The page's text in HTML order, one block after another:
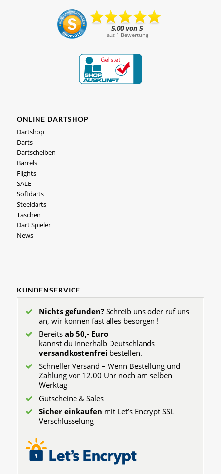
ONLINE DARTSHOP
Dartshop
Darts
Dartscheiben
Barrels
Flights
SALE
Softdarts
Steeldarts
Taschen
Dart Spieler
News
KUNDENSERVICE
Nichts gefunden?Schreib uns oder ruf uns
an, wir können fast alles besorgen !
Bereits ab 50,- Euro
kannst du innerhalb Deutschlands
versandkostenfrei bestellen.
Schneller Versand – Wenn Bestellung und
Zahlung vor 12.00 Uhr noch am selben
Werktag
Gutscheine & Sales
Sicher einkaufen mit Let’s Encrypt SSL
Verschlüsselung